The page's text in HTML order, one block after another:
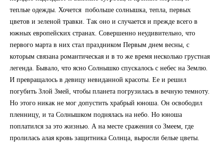
теплые одежды. Хочется побольше солнышка, тепла, первых
цветов и зеленой травки. Так оно и случается и прежде всего в
южных европейских странах. Совершенно неудивительно, что
первого марта в них стал праздником Первым днем весны, с
которым связана романтическая и в то же время несколько грустная
легенда. Бывало, что ясно Солнышко спускалось с небес на Землю.
И превращалось в девицу невиданной красоты. Ее и решил
погубить Злой Змей, чтобы планета погрузилась в вечную темноту.
Но этого никак не мог допустить храбрый юноша. Он освободил
пленницу, и та Солнышком поднялась на небо. Но юноша
поплатился за это жизнью. А на месте сражения со Змеем, где
пролилась алая кровь защитника Солнца, выросли белые цветы.